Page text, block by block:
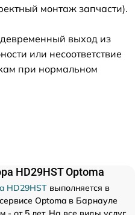
монтаж запчасти).
выход из
или несоответствие
при нормальном
HD29HST Optoma
HD29HST выполняется в
Optoma в Барнауле